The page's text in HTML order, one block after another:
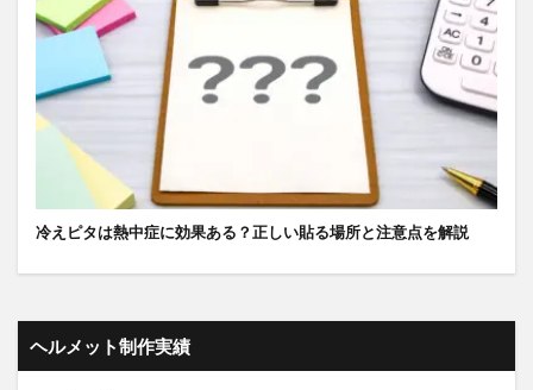
冷えピタは熱中症に効果ある？正しい貼る場所と注意点を解説
ヘルメット制作実績